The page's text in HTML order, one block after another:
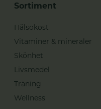
Sortiment
Hälsokost
Vitaminer & mineraler
Skönhet
Livsmedel
Träning
Wellness